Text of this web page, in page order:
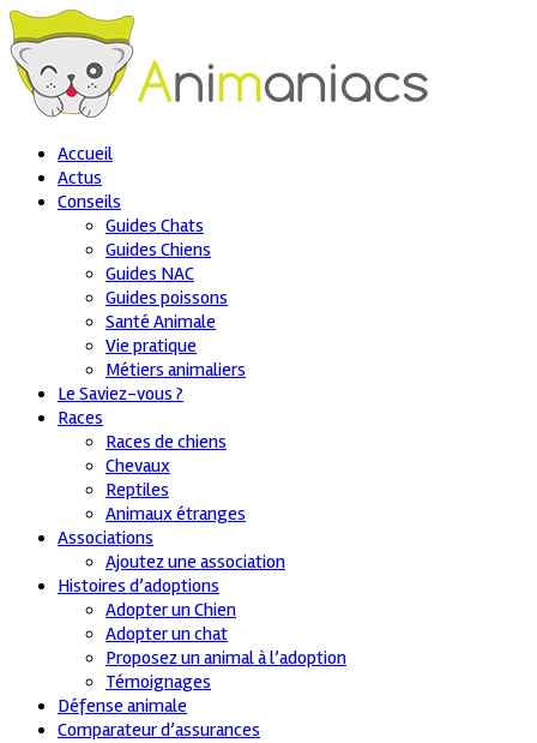
Accueil
Actus
Conseils
Guides Chats
Guides Chiens
Guides NAC
Guides poissons
Santé Animale
Vie pratique
Métiers animaliers
Le Saviez-vous ?
Races
Races de chiens
Chevaux
Reptiles
Animaux étranges
Associations
Ajoutez une association
Histoires d’adoptions
Adopter un Chien
Adopter un chat
Proposez un animal à l’adoption
Témoignages
Défense animale
Comparateur d’assurances